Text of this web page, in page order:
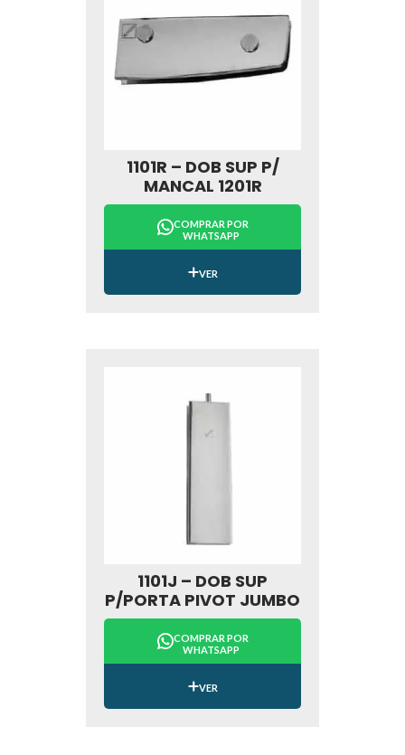
1101R – DOB SUP P/
MANCAL 1201R
COMPRAR POR
WHATSAPP
VER
1101J – DOB SUP
P/PORTA PIVOT JUMBO
COMPRAR POR
WHATSAPP
VER